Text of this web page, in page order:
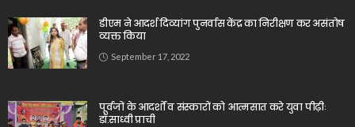
डीएम ने आदर्श दिव्यांग पुनर्वास केंद्र का निरीक्षण कर असंतोष
व्यक्त किया
September 17, 2022
पूर्वजों के आदर्शों व संस्कारों को आत्मसात करे युवा पीढ़ीः
डॉ.साध्वी प्राची